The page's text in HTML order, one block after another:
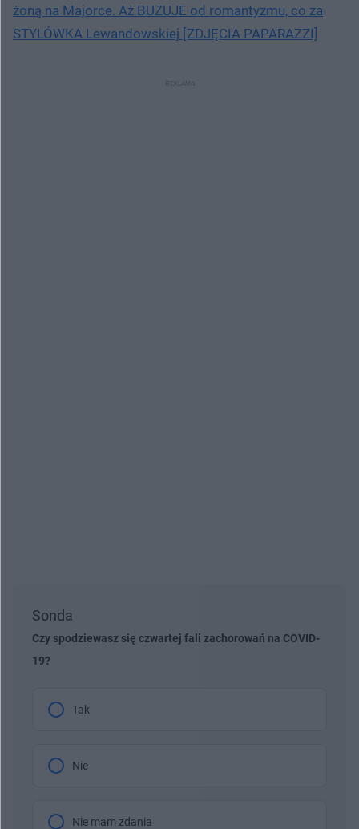
żoną na Majorce. Aż BUZUJE od romantyzmu, co za
STYLÓWKA Lewandowskiej [ZDJĘCIA PAPARAZZI]
Sonda
Czy spodziewasz się czwartej fali zachorowań na COVID-
19?
Tak
Nie
Nie mam zdania